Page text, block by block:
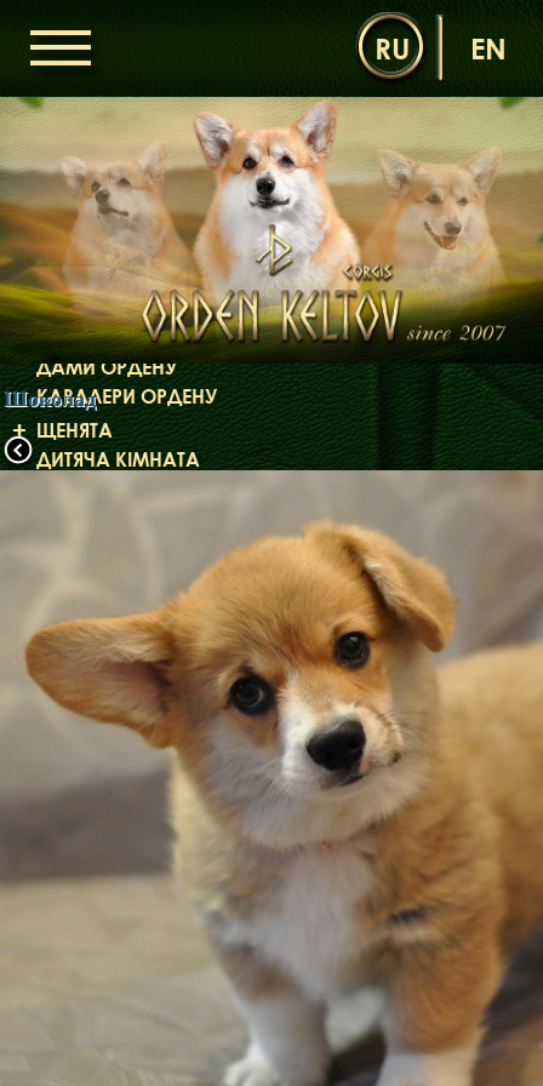
Шоколад
RU EN
ОРДЕН КЕЛЬТІВ
НОВИНИ
ДИТЯЧА КІМНАТА
КОНТАКТИ
НАШІ КОРГІ
ДАМИ ОРДЕНУ
КАВАЛЕРИ ОРДЕНУ
ЩЕНЯТА
ДИТЯЧА КІМНАТА
ГАЛЕРЕЇ